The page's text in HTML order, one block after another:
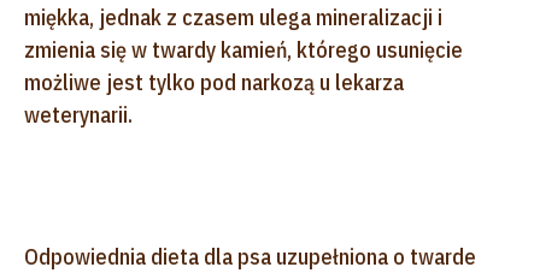
miękka, jednak z czasem ulega mineralizacji i
zmienia się w twardy kamień, którego usunięcie
możliwe jest tylko pod narkozą u lekarza
weterynarii.
Odpowiednia dieta dla psa uzupełniona o twarde